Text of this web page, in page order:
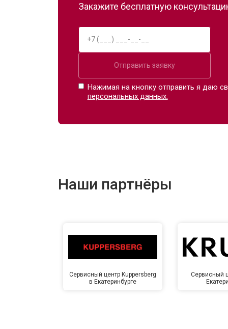
Закажите бесплатную
Отправить заявку
Нажимая на кнопку отправить я даю
персональных данных.
Наши партнёры
Сервисный центр Kuppersberg
в Екатеринбурге
Сервисный